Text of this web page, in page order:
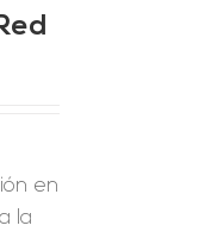
en
la